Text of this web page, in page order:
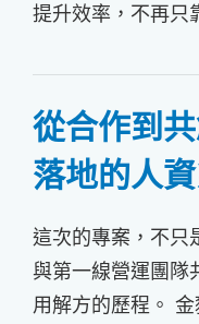
提升效率，不再只
從合作到
落地的人
這次的專案，不只
與第一線營運團隊
用解方的歷程。